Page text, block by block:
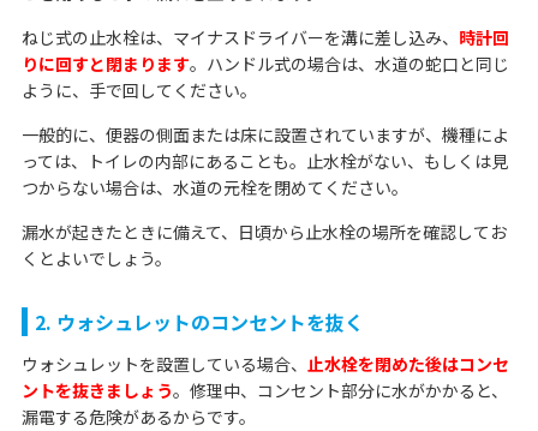
ねじ式の止水栓は、マイナスドライバーを溝に差し込み、 時計回
りに回すと閉まります。ハンドル式の場合は、水道の蛇口と同じ
ように、手で回してください。
一般的に、便器の側面または床に設置されていますが、機種によ
っては、トイレの内部にあることも。止水栓がない、もしくは見
つからない場合は、水道の元栓を閉めてください。
漏水が起きたときに備えて、日頃から止水栓の場所を確認してお
くとよいでしょう。
2. ウォシュレットのコンセントを抜く
ウォシュレットを設置している場合、 止水栓を閉めた後はコンセ
ントを抜きましょう。修理中、コンセント部分に水がかかると、
漏電する危険があるからです。